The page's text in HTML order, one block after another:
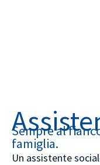
Sempre al
famiglia.
Un assistente